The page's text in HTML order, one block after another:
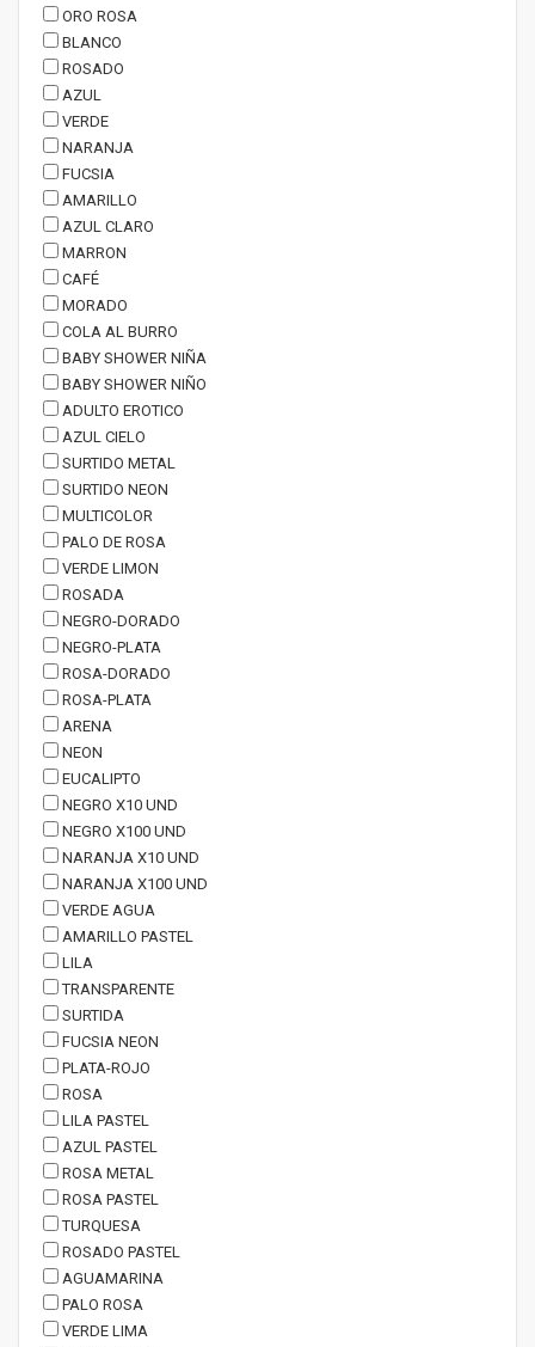
ORO ROSA
BLANCO
ROSADO
AZUL
VERDE
NARANJA
FUCSIA
AMARILLO
AZUL CLARO
MARRON
CAFÉ
MORADO
COLA AL BURRO
BABY SHOWER NIÑA
BABY SHOWER NIÑO
ADULTO EROTICO
AZUL CIELO
SURTIDO METAL
SURTIDO NEON
MULTICOLOR
PALO DE ROSA
VERDE LIMON
ROSADA
NEGRO-DORADO
NEGRO-PLATA
ROSA-DORADO
ROSA-PLATA
ARENA
NEON
EUCALIPTO
NEGRO X10 UND
NEGRO X100 UND
NARANJA X10 UND
NARANJA X100 UND
VERDE AGUA
AMARILLO PASTEL
LILA
TRANSPARENTE
SURTIDA
FUCSIA NEON
PLATA-ROJO
ROSA
LILA PASTEL
AZUL PASTEL
ROSA METAL
ROSA PASTEL
TURQUESA
ROSADO PASTEL
AGUAMARINA
PALO ROSA
VERDE LIMA